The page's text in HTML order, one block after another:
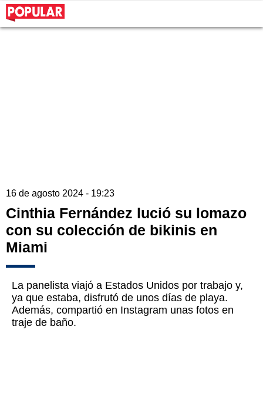
16 de agosto 2024 - 19:23
Cinthia Fernández lució su lomazo
con su colección de bikinis en
Miami
La panelista viajó a Estados Unidos por trabajo y,
ya que estaba, disfrutó de unos días de playa.
Además, compartió en Instagram unas fotos en
traje de baño.